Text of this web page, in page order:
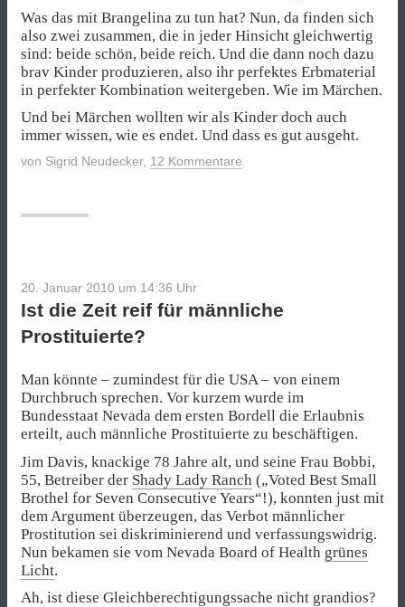
Was das mit Brangelina zu tun hat? Nun, da finden sich
also zwei zusammen, die in jeder Hinsicht gleichwertig
sind: beide schön, beide reich. Und die dann noch dazu
brav Kinder produzieren, also ihr perfektes Erbmaterial
in perfekter Kombination weitergeben. Wie im Märchen.
Und bei Märchen wollten wir als Kinder doch auch
immer wissen, wie es endet. Und dass es gut ausgeht.
von Sigrid Neudecker, 12 Kommentare
20. Januar 2010 um 14:36 Uhr
Ist die Zeit reif für männliche
Prostituierte?
Man könnte – zumindest für die USA – von einem
Durchbruch sprechen. Vor kurzem wurde im
Bundesstaat Nevada dem ersten Bordell die Erlaubnis
erteilt, auch männliche Prostituierte zu beschäftigen.
Jim Davis, knackige 78 Jahre alt, und seine Frau Bobbi,
55, Betreiber der Shady Lady Ranch („Voted Best Small
Brothel for Seven Consecutive Years“!), konnten just mit
dem Argument überzeugen, das Verbot männlicher
Prostitution sei diskriminierend und verfassungswidrig.
Nun bekamen sie vom Nevada Board of Health grünes
Licht.
Ah, ist diese Gleichberechtigungssache nicht grandios?